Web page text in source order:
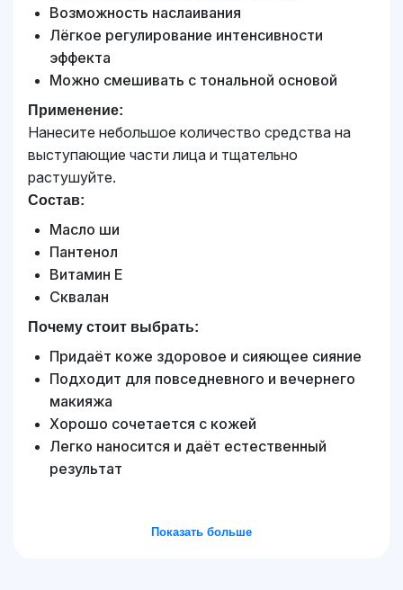
Возможность наслаивания
Лёгкое регулирование интенсивности
эффекта
Можно смешивать с тональной основой
Применение:
Нанесите небольшое количество средства на
выступающие части лица и тщательно
растушуйте.
Состав:
Масло ши
Пантенол
Витамин E
Сквалан
Почему стоит выбрать:
Придаёт коже здоровое и сияющее сияние
Подходит для повседневного и вечернего
макияжа
Хорошо сочетается с кожей
Легко наносится и даёт естественный
результат
Показать больше